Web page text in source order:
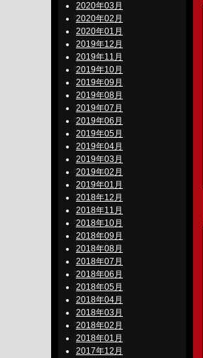
2020年03月
2020年02月
2020年01月
2019年12月
2019年11月
2019年10月
2019年09月
2019年08月
2019年07月
2019年06月
2019年05月
2019年04月
2019年03月
2019年02月
2019年01月
2018年12月
2018年11月
2018年10月
2018年09月
2018年08月
2018年07月
2018年06月
2018年05月
2018年04月
2018年03月
2018年02月
2018年01月
2017年12月